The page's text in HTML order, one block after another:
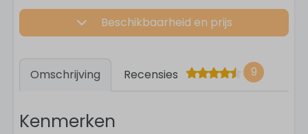
Beschikbaarheid en prijs
Omschrijving Recensies 9
Kenmerken